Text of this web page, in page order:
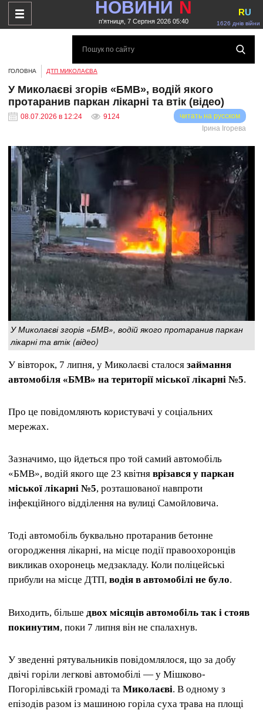
НОВИНИ N
п'ятниця, 7 Серпня 2026 05:40 1626 днів війни
RU
ГОЛОВНА ДТП МИКОЛАЄВА
У Миколаєві згорів «БМВ», водій якого
протаранив паркан лікарні та втік (відео)
08.07.2026 в 12:24 9124
читать на русском
Ірина Ігорева
У Миколаєві згорів «БМВ», водій якого протаранив паркан
лікарні та втік (відео)
У вівторок, 7 липня, у Миколаєві сталося займання
автомобіля «БМВ» на території міської лікарні №5.
Про це повідомляють користувачі у соціальних
мережах.
Зазначимо, що йдеться про той самий автомобіль
«БМВ», водій якого ще 23 квітня врізався у паркан
міської лікарні №5, розташованої навпроти
інфекційного відділення на вулиці Самойловича.
Тоді автомобіль буквально протаранив бетонне
огородження лікарні, на місце події правоохоронців
викликав охоронець медзакладу. Коли поліцейські
прибули на місце ДТП, водія в автомобілі не було.
Виходить, більше двох місяців автомобіль так і стояв
покинутим, поки 7 липня він не спалахнув.
У зведенні рятувальників повідомлялося, що за добу
двічі горіли легкові автомобілі — у Мішково-
Погорілівській громаді та Миколаєві. В одному з
епізодів разом із машиною горіла суха трава на площі